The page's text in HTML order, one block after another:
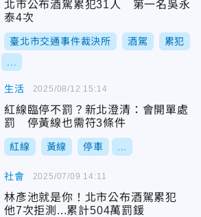
北市公布酒駕累犯31人 第一名吳永
泰4次
臺北市交通事件裁決所 酒駕 累犯
生活
紅線臨停不罰？新北澄清：會開單處
罰 停黃線也需符3條件
紅線 黃線 停車
2025/08/12 15:14
社會
林彥池就是你！北市公布酒駕累犯
他7次拒測...累計504萬罰鍰
2025/07/09 14:11